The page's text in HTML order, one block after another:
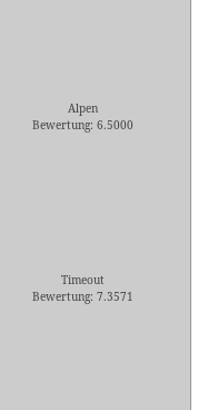
Alpen
Bewertung: 6.5000
Timeout
Bewertung: 7.3571